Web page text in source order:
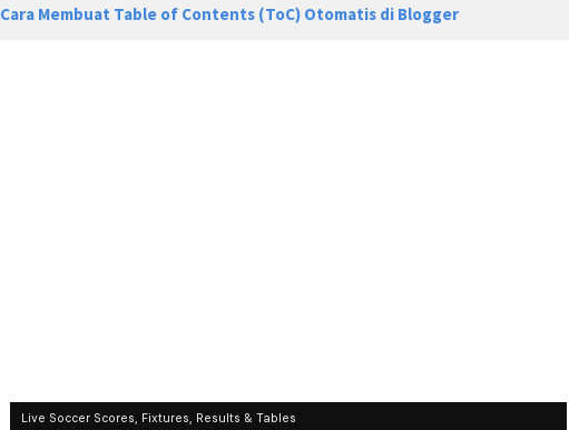
Cara Membuat Table of Contents (ToC) Otomatis di Blogger